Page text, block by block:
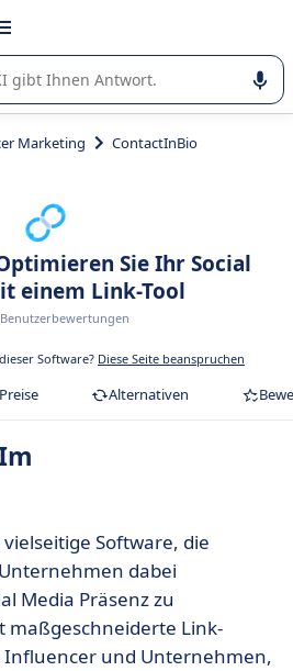
mit
bei der Nutzung oder Auswahl
Marketing ContactInBio
Sie Ihr Social
einem Link-Tool
Software? Diese Seite beanspruchen
Preise Alternativen
Software, die
dabei
Media Präsenz zu
maßgeschneiderte Link-
und Unternehmen,